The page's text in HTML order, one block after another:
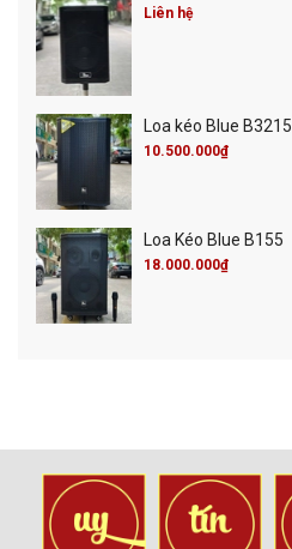
Liên hệ
Loa kéo Blue B3215
10.500.000₫
Loa Kéo Blue B155
18.000.000₫